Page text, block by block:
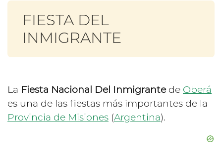
FIESTA DEL
INMIGRANTE
La Fiesta Nacional Del Inmigrantede Oberá
es una de las fiestas más importantes de la
Provincia de Misiones (Argentina).